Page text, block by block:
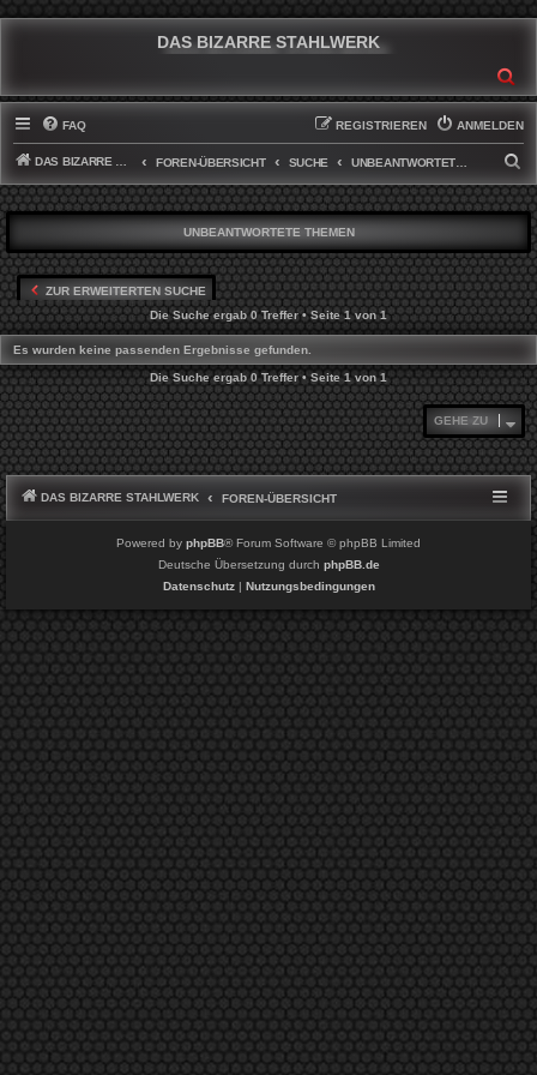
DAS BIZARRE STAHLWERK
FAQ ANMELDEN
REGISTRIEREN
DAS BIZARRE STAHLWERK FOREN-ÜBERSICHT SUCHE
U
C
H
E
UNBEANTWORTETE THEMEN
ZUR ERWEITERTEN SUCHE
Die Suche ergab 0 Treffer • Seite1von1
Es wurden keine passenden Ergebnisse gefunden.
Die Suche ergab 0 Treffer • Seite1von1
GEHE ZU
DAS BIZARRE STAHLWERK FOREN-ÜBERSICHT
Powered by phpBB® Forum Software © phpBB Limited
Deutsche Übersetzung durch phpBB.de
Datenschutz| Nutzungsbedingungen